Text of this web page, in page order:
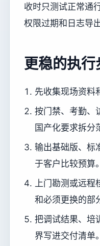
收时只测试正常通
权限过期和日志导出
更稳的执行
先收集现场资料
按门禁、考勤、
国产化要求拆分
输出基础版、标
于客户比较预算。
上门勘测或远
和必须更换的部
把调试结果、培
界写进交付清单。